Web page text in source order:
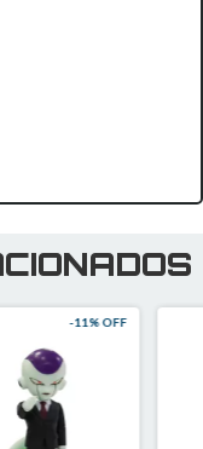
-11% OFF